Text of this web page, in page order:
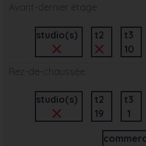
Avant-dernier étage
studio(s) t2
t3
10
Rez-de-chaussée
studio(s)
t2
19
t3
1